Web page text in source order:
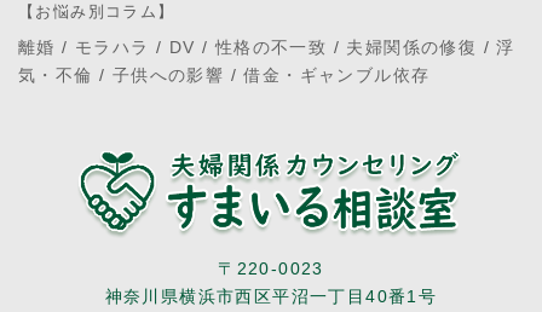
【お悩み別コラム】
離婚 / モラハラ / DV/性格の不一致 / 夫婦関係の修復 /浮
気・不倫 / 子供への影響 /借金・ギャンブル依存
〒220-0023
神奈川県横浜市西区平沼一丁目40番1号